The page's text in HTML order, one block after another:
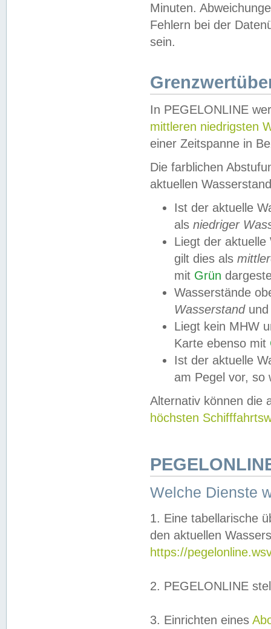
Minuten.
Fehlern bei der
sein.
In PEGELONLINE
mittleren niedrigsten
einer Zeitspanne in
Die farblichen
aktuellen
Ist der aktuelle
als niedriger
Liegt der
gilt dies als
mit Grün
Wasserstände
Wasserstandund
Liegt kein MHW
Karte ebenso mit
Ist der aktuelle
am Pegel vor,
Alternativ können die
höchsten
Welche Dienste
1. Eine tabellarische
den aktuellen
https://
2. PEGELONLINE
3. Einrichten eines